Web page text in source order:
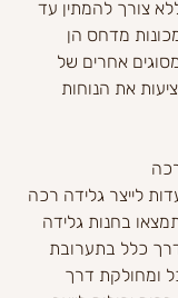
צורך להמתין עד
מדחס הן
אחרים של
את הנוחות
לייצר גלידה רכה
בחנות גלידה
כלל בתערובת
ומחולקת דרך